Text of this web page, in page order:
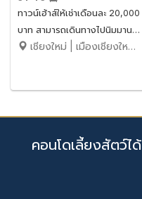
ทาวน์เฮ้าส์ให้เช่าเดือนละ 20,000
บาท สามารถเดินทางไปนิมมานฯ
ได้สบายมาก No.1H188
เชียงใหม่ | เมืองเชียงใหม่ | สุเทพ
คอนโดเลี้ยงสัตว์ได้